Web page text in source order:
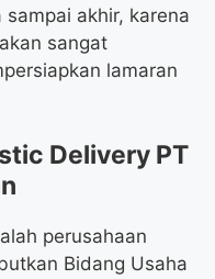
akhir, karena
sangat
lamaran
Delivery PT
perusahaan
Bidang Usaha